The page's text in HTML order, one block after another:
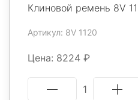
Клиновой ремень 8V
Артикул: 8V 1120
Цена: 8224 ₽
1